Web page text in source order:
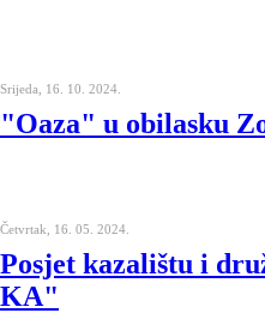
Srijeda, 16. 10. 2024.
"Oaza" u obilasku
Četvrtak, 16. 05. 2024.
Posjet kazalištu i
KA"